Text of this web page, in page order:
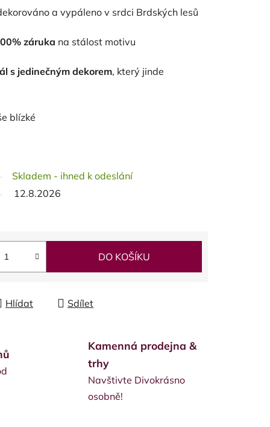
a vypáleno v srdci Brdských lesů
záruka na stálost motivu
s jedinečným dekorem, který jinde
blízké
Skladem - ihned k odeslání
12.8.2026
DO KOŠÍKU
Hlídat Sdílet
Kamenná prodejna &
trhy
Navštivte Divokrásno
osobně!